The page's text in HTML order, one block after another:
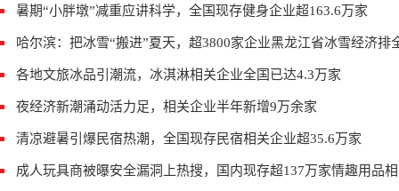
暑期“小胖墩”减重应讲科学，全国现存健身企业超163.6万家
哈尔滨：把冰雪“搬进”夏天，超3800家企业黑龙江省冰雪经济排
各地文旅冰品引潮流，冰淇淋相关企业全国已达4.3万家
夜经济新潮涌动活力足，相关企业半年新增9万余家
清凉避暑引爆民宿热潮，全国现存民宿相关企业超35.6万家
成人玩具商被曝安全漏洞上热搜，国内现存超137万家情趣用品